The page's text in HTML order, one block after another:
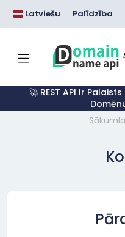
Latviešu Palīdzība
🚀 REST API Ir